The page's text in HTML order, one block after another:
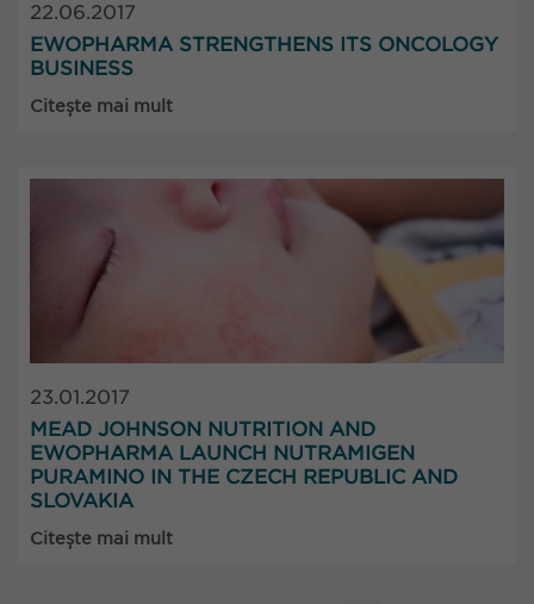
22.06.2017
EWOPHARMA STRENGTHENS ITS ONCOLOGY
BUSINESS
Citește mai mult
23.01.2017
MEAD JOHNSON NUTRITION AND
EWOPHARMA LAUNCH NUTRAMIGEN
PURAMINO IN THE CZECH REPUBLIC AND
SLOVAKIA
Citește mai mult